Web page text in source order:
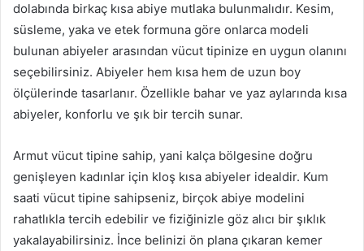
dolabında birkaç kısa abiye mutlaka bulunmalıdır. Kesim,
süsleme, yaka ve etek formuna göre onlarca modeli
bulunan abiyeler arasından vücut tipinize en uygun olanını
seçebilirsiniz. Abiyeler hem kısa hem de uzun boy
ölçülerinde tasarlanır. Özellikle bahar ve yaz aylarında kısa
abiyeler, konforlu ve şık bir tercih sunar.
Armut vücut tipine sahip, yani kalça bölgesine doğru
genişleyen kadınlar için kloş kısa abiyeler idealdir. Kum
saati vücut tipine sahipseniz, birçok abiye modelini
rahatlıkla tercih edebilir ve fiziğinizle göz alıcı bir şıklık
yakalayabilirsiniz. İnce belinizi ön plana çıkaran kemer